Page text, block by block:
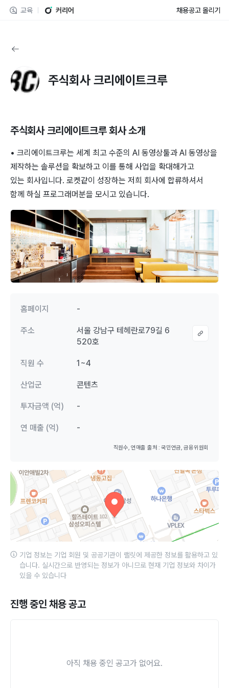
교육 커리어 채용공고 올리기
주식회사 크리에이트크루
주식회사 크리에이트크루회사 소개
• 크리에이트크루는 세계 최고 수준의 AI 동영상툴과 AI 동영상을
제작하는 솔루션을 확보하고 이를 통해 사업을 확대해가고
있는 회사입니다. 로켓같이 성장하는 저희 회사에 합류하셔서
함께 하실 프로그래머분을 모시고 있습니다.
홈페이지 -
주소
서울 강남구 테헤란로79길 6
520호
직원 수 1~4
산업군 콘텐츠
투자금액 (억) -
연 매출 (억) -
직원수, 연매출 출처 : 국민연금, 금융위원회
기업 정보는 기업 회원 및 공공기관이 랠릿에 제공한 정보를 활용하고 있
습니다. 실시간으로 반영되는 정보가 아니므로 현재 기업 정보와 차이가
있을 수 있습니다
진행 중인 채용 공고
아직 채용 중인 공고가 없어요.